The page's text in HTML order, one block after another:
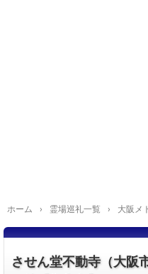
ホーム › 霊場巡礼一覧 › 大阪メ
させん堂不動寺（大